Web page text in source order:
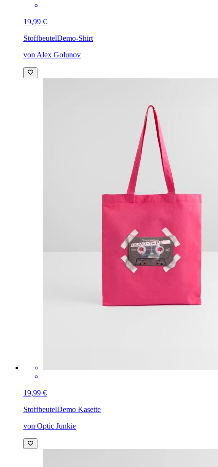
19,99 €
StoffbeutelDemo-Shirt
von Alex Golunov
19,99 €
StoffbeutelDemo Kasette
von Optic Junkie